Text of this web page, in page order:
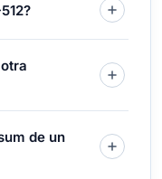
de un